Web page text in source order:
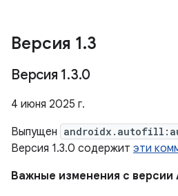
Версия 1.3
Версия 1.3.0
4 июня 2025 г.
Выпущен
Версия 1.3.0 содержит эти
Важные изменения с версии